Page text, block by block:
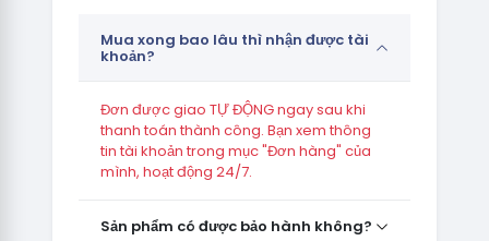
Mua xong bao lâu thì nhận được tài
khoản?
Đơn được giao TỰ ĐỘNG ngay sau khi
thanh toán thành công. Bạn xem thông
tin tài khoản trong mục "Đơn hàng" của
mình, hoạt động 24/7.
Sản phẩm có được bảo hành không?